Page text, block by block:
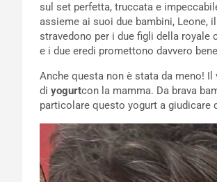
sul set perfetta, truccata e
assieme ai suoi due bambini, Leone,
stravedono per i due figli della royale
e i due eredi promettono davvero
Anche questa non è stata da meno!
di yogurtcon la mamma. Da brava
particolare questo yogurt a